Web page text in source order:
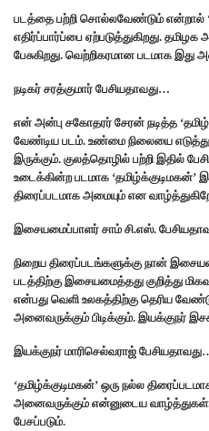
படத்தை பற்றி சொல்லவேண்டும் என்றால்
எதிர்ப்பார்ப்பை ஏற்படுத்துகிறது. தமிழக
பேசுகிறது. வெற்றிகரமான படமாக இது
நடிகர் சரத்குமார் பேசியதாவது…
என் அன்பு சகோதரர் சேரன் நடித்த
வேண்டிய படம். உண்மை நிலையை எடுத்து
இருக்கும். குலத்தொழில் பற்றி இதில்
உடைக்கின்ற படமாக ‘தமிழ்க்குடிமகன்’
திரைப்படமாக அமையும் என
இசையமைப்பாளர் சாம் சி.எஸ்.
நிறைய திரைப்படங்களுக்கு நான்
படத்திற்கு இசையமைத்தது குறித்து
என்பது வெளி உலகத்திற்கு தெரிய
அனைவருக்கும் பிடிக்கும். இயக்குந‌ர்
இயக்குந‌ர் மாரிசெல்வராஜ்
‘தமிழ்க்குடிமகன்’ ஒரு நல்ல
அனைவருக்கும் என்னுடைய‌ வாழ்த்துகள்.
பேசப்படும்.